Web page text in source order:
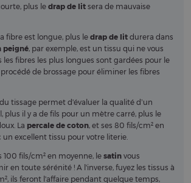
plus le drap de lit sera de mauvaise
fibre est longue, plus le drap de lit durera dans
peigné, par exemple, est un tissu qui ne vous
les fibres les plus longues sont gardées pour le
de brossage pour éliminer les fibres
tissage permet d'évaluer la qualité d’un
plus il y a de fils pour un mètre carré, plus le
La percale de coton, et ses 80 fils/cm² en
un excellent tissu pour votre literie.
100 fils/cm² en moyenne, le satin vous
en toute sérénité ! A l'inverse, fuyez les tissus à
ils feront l'affaire pendant quelque temps,